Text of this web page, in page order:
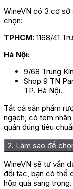
WineVN có 3 cơ sở
chọn:
TPHCM: 1168/41
Hà Nội:
9/68 Trung
Shop 9 TN
TP. Hà Nội.
Tất cả sản phẩm
ngạch, có tem
quản đúng tiêu
2. Làm sao để
WineVN sẽ tư vấn
đối tác, bạn có thể
hộp quà sang trọng.